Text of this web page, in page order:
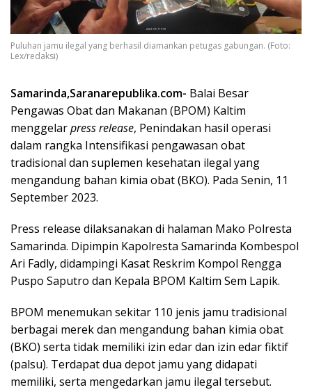
Puluhan jamu ilegal yang berhasil diamankan petugas gabungan. (Foto:
Lex/redaksi)
Samarinda,Saranarepublika.com- Balai Besar
Pengawas Obat dan Makanan (BPOM) Kaltim
menggelarpress release, Penindakan hasil operasi
dalam rangka Intensifikasi pengawasan obat
tradisional dan suplemen kesehatan ilegal yang
mengandung bahan kimia obat (BKO). Pada Senin, 11
September 2023.
Press release dilaksanakan di halaman Mako Polresta
Samarinda. Dipimpin Kapolresta Samarinda Kombespol
Ari Fadly, didampingi Kasat Reskrim Kompol Rengga
Puspo Saputro dan Kepala BPOM Kaltim Sem Lapik.
BPOM menemukan sekitar 110 jenis jamu tradisional
berbagai merek dan mengandung bahan kimia obat
(BKO) serta tidak memiliki izin edar dan izin edar fiktif
(palsu). Terdapat dua depot jamu yang didapati
memiliki, serta mengedarkan jamu ilegal tersebut.